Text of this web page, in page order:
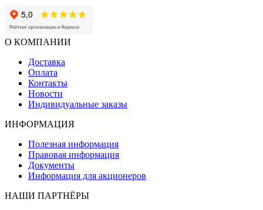
О КОМПАНИИ
Доставка
Оплата
Контакты
Новости
Индивидуальные заказы
ИНФОРМАЦИЯ
Полезная информация
Правовая информация
Документы
Информация для акционеров
НАШИ ПАРТНЁРЫ